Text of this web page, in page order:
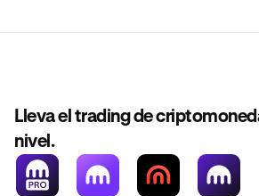
Lleva el trading de
nivel.